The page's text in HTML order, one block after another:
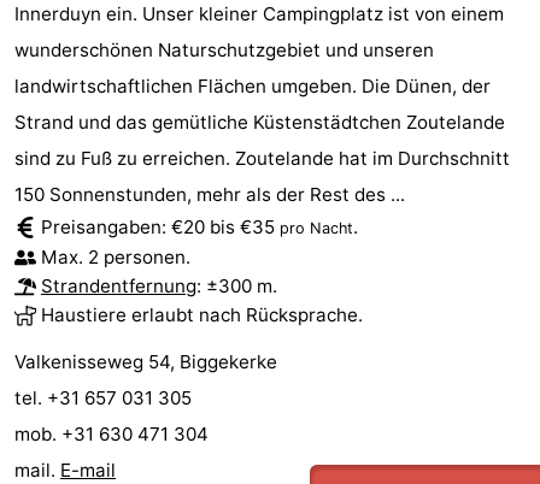
Noordzee
Resort
Vlissingen
Noordzee
Résidence
Dishoek
-
Strandcamping
Valkenisse
Strandpark
Zeeland
-
Vebenabos
-
Westduin
Hotels
Zimmer
Frühstück)
Strand
Innerduyn ein. Unser kleiner Campingplatz ist von einem
wunderschönen Naturschutzgebiet und unseren
landwirtschaftlichen Flächen umgeben. Die Dünen, der
Strand und das gemütliche Küstenstädtchen Zoutelande
sind zu Fuß zu erreichen. Zoutelande hat im Durchschnitt
150 Sonnenstunden, mehr als der Rest des ...
Preisangaben: €20 bis €35 pro Nacht.
Max. 2 personen.
Strandentfernung: ±300 m.
Haustiere erlaubt nach Rücksprache.
Valkenisseweg 54, Biggekerke
tel. +31 657 031 305
mob. +31 630 471 304
mail. E-mail